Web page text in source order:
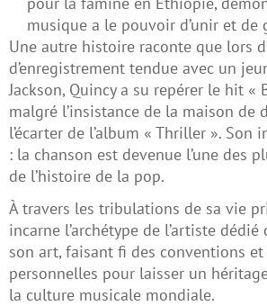
musique a le pouvoir d’unir et de
Une autre histoire raconte que lors
d’enregistrement tendue avec un
Jackson, Quincy a su repérer le hit «
malgré l’insistance de la maison de
l’écarter de l’album « Thriller ».
: la chanson est devenue l’une des
de l’histoire de la pop.
À travers les tribulations de sa vie
incarne l’archétype de l’artiste dédié
son art, faisant fi des conventions
personnelles pour laisser un
la culture musicale mondiale.